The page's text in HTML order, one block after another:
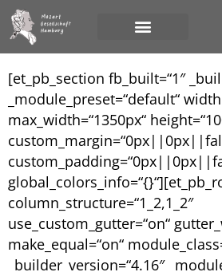
Image+Text
[et_pb_section fb_built=“1″
_module_preset=“default“
max_width=“1350px“
column_structure=“1_2,1_2″
use_custom_gutter=“on“
make_equal=“on“
_builder_version=“4.16″